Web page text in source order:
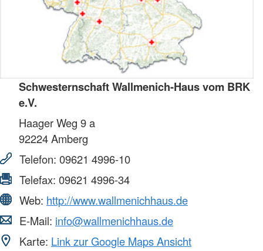
Schwesternschaft Wallmenich-Haus vom BRK
e.V.
Haager Weg 9 a
92224Amberg
Telefon: 09621 4996-10
Telefax: 09621 4996-34
Web: http://www.wallmenichhaus.de
E-Mail: info@wallmenichhaus.de
Karte: Link zur Google Maps Ansicht